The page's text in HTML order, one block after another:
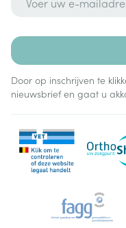
Door op inschrijven te
nieuwsbrief en gaat u